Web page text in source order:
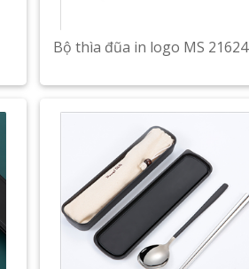
Bộ thìa đũa in logo MS 21624